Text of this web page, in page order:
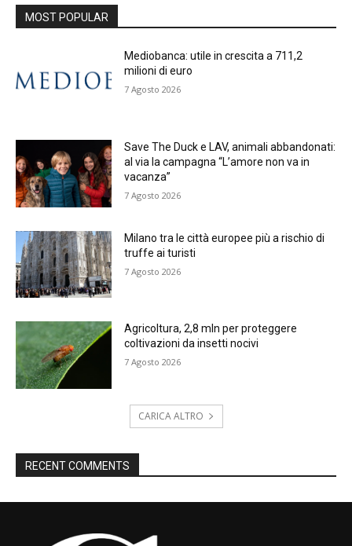
MOST POPULAR
Mediobanca: utile in crescita a 711,2
milioni di euro
7 Agosto 2026
Save The Duck e LAV, animali abbandonati:
al via la campagna “L’amore non va in
vacanza”
7 Agosto 2026
Milano tra le città europee più a rischio di
truffe ai turisti
7 Agosto 2026
Agricoltura, 2,8 mln per proteggere
coltivazioni da insetti nocivi
7 Agosto 2026
CARICA ALTRO
RECENT COMMENTS